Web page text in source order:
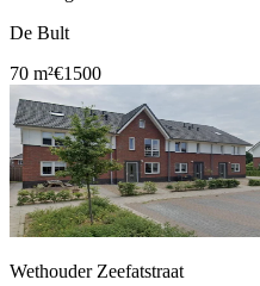
De Bult
70 m²€1500
Wethouder Zeefatstraat